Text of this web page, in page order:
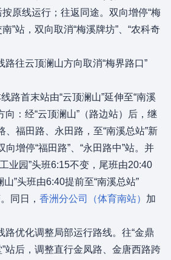
按原线运行；往返同途。双向增停“梅
”站，双向取消“梅溪牌坊”、“农科奇
往云顶澜山方向取消“梅界路口”
路首末站由“云顶澜山”延伸至“南溪
向：经“云顶澜山”（路边站）后，继
、福田路、永田路，至“南溪总站”新
增停“福田路”、“永田路中”站。并
业园”头班6:15不变，尾班由20:40
”头班由6:40提前至“南溪总站”
同日， 香洲分公司（体育南站） 加
路优化调整局部运行路线。往“金鼎
”站后，调整直行金凤路、金唐西路跨